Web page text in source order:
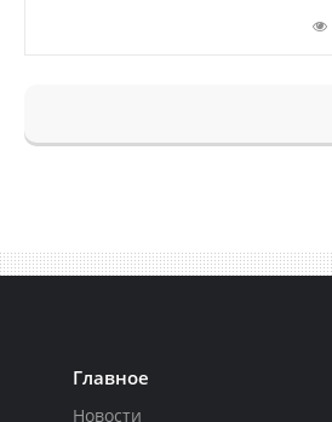
Главное
Новости